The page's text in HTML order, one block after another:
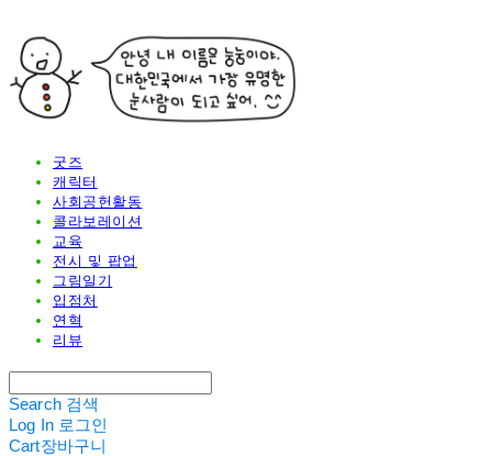
굿즈
캐릭터
사회공헌활동
콜라보레이션
교육
전시 및 팝업
그림일기
입점처
연혁
리뷰
Search 검색
Log In 로그인
Cart장바구니